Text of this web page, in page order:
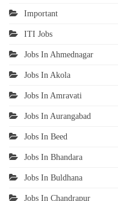
Important
ITI Jobs
Jobs In Ahmednagar
Jobs In Akola
Jobs In Amravati
Jobs In Aurangabad
Jobs In Beed
Jobs In Bhandara
Jobs In Buldhana
Jobs In Chandrapur